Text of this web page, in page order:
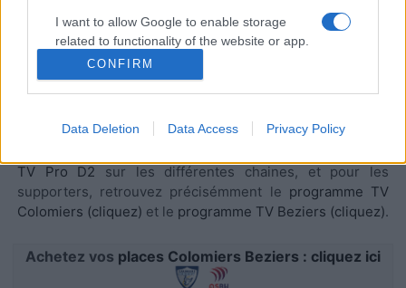
I want to allow Google to enable storage
related to functionality of the website or app.
I want to allow Google to enable storage
related to personalization.
I want to allow Google to enable storage
functionality and fraud prevention, and other
user protection.
CONFIRM
Data Deletion Data Access Privacy Policy
Pour suivre l'actu Pro D2, n'hésitez pas à vous rendre
chez notre partenaire RezoSport.com qui sélectionne
l'actu rugby issue des meilleurs médias, et propose
TV Pro D2 sur les différentes chaines, et pour les
supporters, retrouvez précisémment le programme TV
Colomiers (cliquez) et le programme TV Beziers (cliquez).
Achetez vos places Colomiers Beziers : cliquez ici